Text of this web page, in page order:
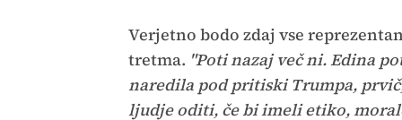
Verjetno bodo zdaj vse
tretma. "Poti nazaj več ni. Edina
naredila pod pritiski Trumpa,
ljudje oditi, če bi imeli etiko,